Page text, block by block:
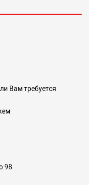
Вам требуется
98